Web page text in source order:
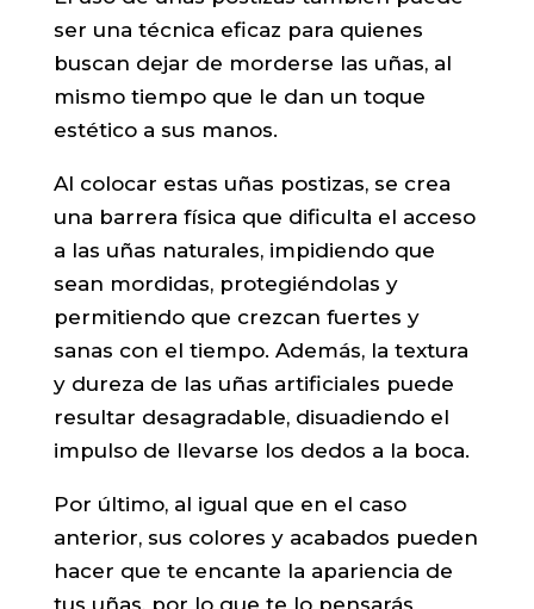
ser una técnica eficaz para quienes
buscan dejar de morderse las uñas, al
mismo tiempo que le dan un toque
estético a sus manos.
Al colocar estas uñas postizas, se crea
una barrera física que dificulta el acceso
a las uñas naturales, impidiendo que
sean mordidas, protegiéndolas y
permitiendo que crezcan fuertes y
sanas con el tiempo. Además, la textura
y dureza de las uñas artificiales puede
resultar desagradable, disuadiendo el
impulso de llevarse los dedos a la boca.
Por último, al igual que en el caso
anterior, sus colores y acabados pueden
hacer que te encante la apariencia de